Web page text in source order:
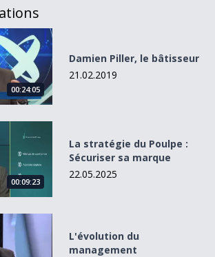
bâtisseur
00:24:05
Damien Piller, le bâtisseur
21.02.2019
: Sécuriser sa marque
00:09:23
La stratégie du Poulpe :
Sécuriser sa marque
22.05.2025
du management
L'évolution du
management